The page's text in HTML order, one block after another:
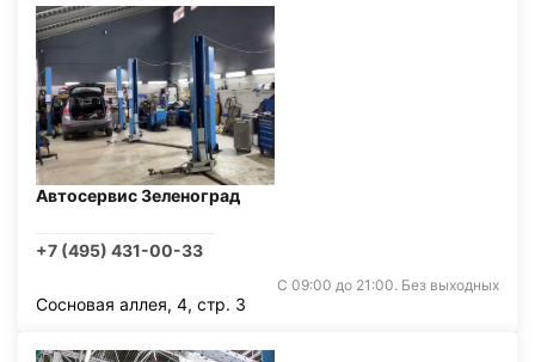
Автосервис Зеленоград
+7 (495) 431-00-33
С 09:00 до 21:00. Без выходных
Сосновая аллея, 4, стр. 3